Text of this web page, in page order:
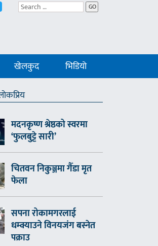
GO
खेलकुद भिडियो
मदनकृष्ण श्रेष्ठको स्वरमा
‘फुलबुट्टे सारी’
चितवन निकुञ्जमा गैँडा मृत
फेला
सपना रोकामगरलाई
धम्क्याउने विनयजंग बस्नेत
पक्राउ